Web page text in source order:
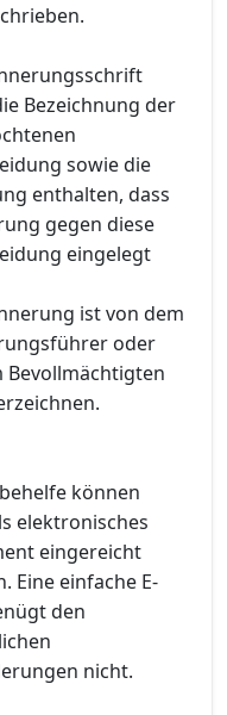
Bezeichnung der
sowie die
enthalten, dass
gegen diese
eingelegt
ist von dem
oder
Bevollmächtigten
können
elektronisches
eingereicht
Eine einfache E-
den
nicht.